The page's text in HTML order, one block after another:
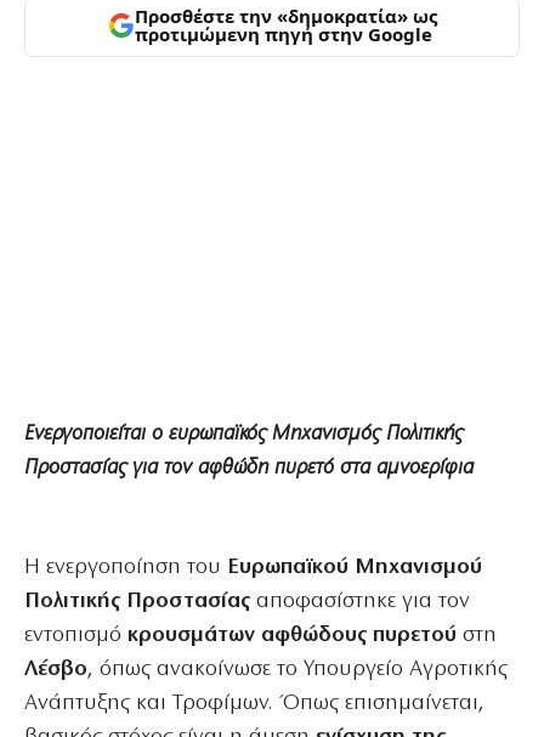
Προσθέστε την «δημοκρατία» ως
προτιμώμενη πηγή στην Google
Ενεργοποιείται ο ευρωπαϊκός Μηχανισμός Πολιτικής
Προστασίας για τον αφθώδη πυρετό στα αμνοερίφια
Η ενεργοποίηση του Ευρωπαϊκού Μηχανισμού
Πολιτικής Προστασίας αποφασίστηκε για τον
εντοπισμό κρουσμάτων αφθώδους πυρετού στη
Λέσβο, όπως ανακοίνωσε το Υπουργείο Αγροτικής
Ανάπτυξης και Τροφίμων. Όπως επισημαίνεται,